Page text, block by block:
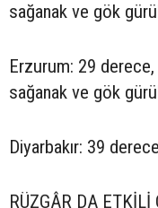
sağanak ve gök
Erzurum: 29
sağanak ve gök
Diyarbakır: 39
RÜZGÂR DA ETKİLİ